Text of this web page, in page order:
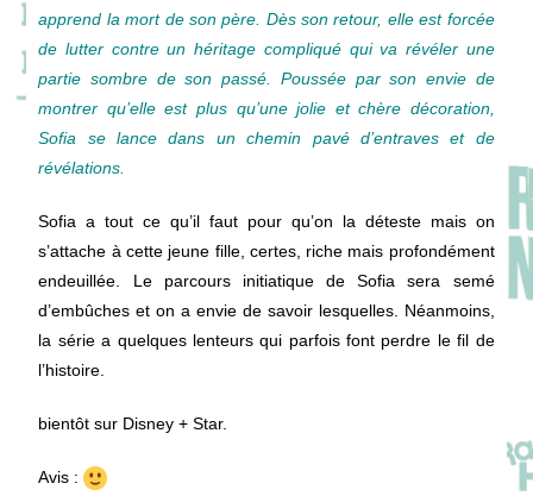
apprend la mort de son père. Dès son retour, elle est forcée
de lutter contre un héritage compliqué qui va révéler une
partie sombre de son passé. Poussée par son envie de
montrer qu’elle est plus qu’une jolie et chère décoration,
Sofia se lance dans un chemin pavé d’entraves et de
révélations.
Sofia a tout ce qu’il faut pour qu’on la déteste mais on
s’attache à cette jeune fille, certes, riche mais profondément
endeuillée. Le parcours initiatique de Sofia sera semé
d’embûches et on a envie de savoir lesquelles. Néanmoins,
la série a quelques lenteurs qui parfois font perdre le fil de
l’histoire.
bientôt sur Disney + Star.
Avis :